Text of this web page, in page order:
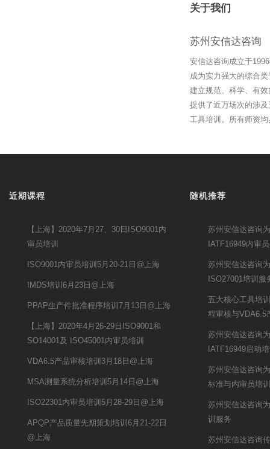
关于我们
苏州安信达咨询
安信达咨询成立于
成为实力强大的综合
建立规范、科学、有
提供了近万场次的涉
工具培训。所有师资
近期课程
【上海】2020年7月27、30日ISO9001内
审员培训
ISO9001内审员培训5月20-21日@上海
IMDS培训6月23日@上海
PPAP生产件批准程序培训7月13日@上海
【上海】2020年4月26-29日ISO9001和
SO14001及 ISO45001内审员培训
VDA6.5产品审核培训3月18日@上海
MSA测量系统分析培训5月14日@上海
ISO22301内审员培训5月28-29日@上海
APQP产品质量先期策划培训6月21-22日
@上海
随机推荐
苏州安信达咨询
IATF16949内审
苏州安信达咨询
ISO27001培训服
五大核心工具培
程审核与VDA6.5
苏州安信达咨询
IATF16949启动
苏州安信达咨询
标准与内审员培
苏州安信达咨询
训服务
苏州安信达咨询